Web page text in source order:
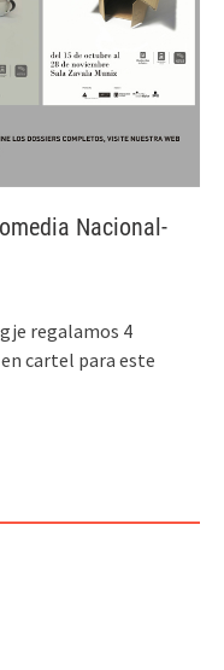
Nacional-
regalamos 4
cartel para este